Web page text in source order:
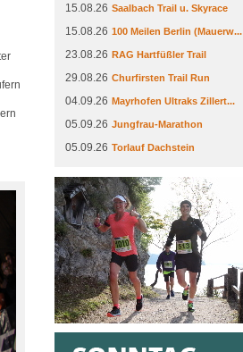
15.08.26 Saalbach Trail u. Skyrace
15.08.26 100 Meilen Berlin (Mauerw...
23.08.26 RAG Hartfüßler Trail
29.08.26 Churfirsten Trail Run
04.09.26 Mayrhofen Ultraks Zillert...
05.09.26 Jungfrau-Marathon
05.09.26 Torlauf Dachstein